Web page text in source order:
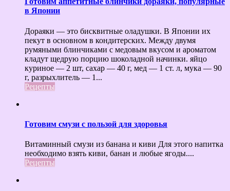
в Японии
Дораяки — это бисквитные оладушки. В Японии их
пекут в основном в кондитерских. Между двумя
румяными блинчиками с медовым вкусом и ароматом
кладут щедрую порцию шоколадной начинки. яйцо
куриное — 2 шт, сахар — 40 г, мед — 1 ст. л, мука — 90
г, разрыхлитель — 1...
Рецепты
Готовим смузи с пользой для здоровья
Витаминный смузи из банана и киви Для этого напитка
необходимо взять киви, банан и любые ягоды....
Рецепты